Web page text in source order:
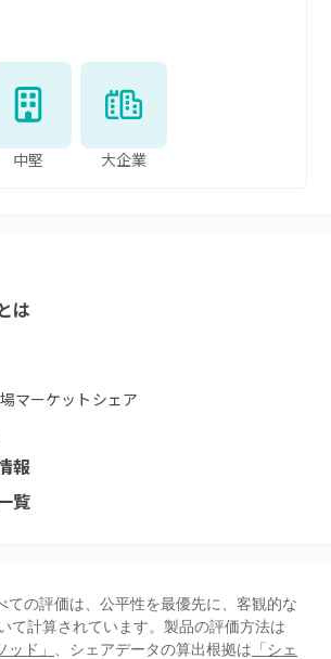
中堅 大企業
とは
マーケットシェア
報
覧
ての評価は、公平性を最優先に、客観的な
て計算されています。製品の評価方法は
ッド」 、シェアデータの算出根拠は 「シェ